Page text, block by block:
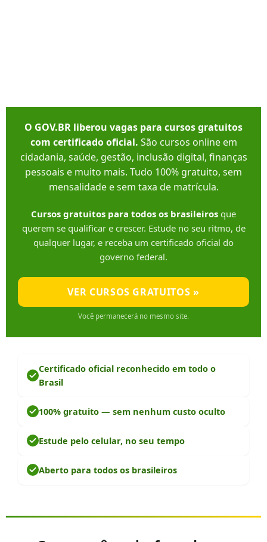
O GOV.BR liberou vagas para cursos gratuitos
com certificado oficial. São cursos online em
cidadania, saúde, gestão, inclusão digital, finanças
pessoais e muito mais. Tudo 100% gratuito, sem
mensalidade e sem taxa de matrícula.
Cursos gratuitos para todos os brasileiros que
querem se qualificar e crescer. Estude no seu ritmo, de
qualquer lugar, e receba um certificado oficial do
governo federal.
VER CURSOS GRATUITOS »
Você permanecerá no mesmo site.
Certificado oficial reconhecido em todo o
Brasil
100% gratuito — sem nenhum custo oculto
Estude pelo celular, no seu tempo
Aberto para todos os brasileiros